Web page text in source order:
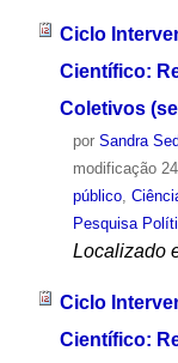
Ciclo
Científico:
Coletivos
por Sandra
modificação
público,
Pesquisa
Localizado
Ciclo
Científico: